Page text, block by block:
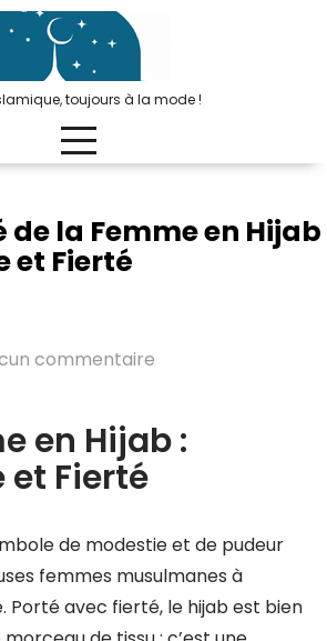
toujours à la mode !
de la Femme en Hijab
et Fierté
commentaire
en Hijab :
et Fierté
de modestie et de pudeur
femmes musulmanes à
Porté avec fierté, le hijab est bien